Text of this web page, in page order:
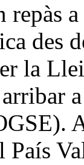
des
la
País